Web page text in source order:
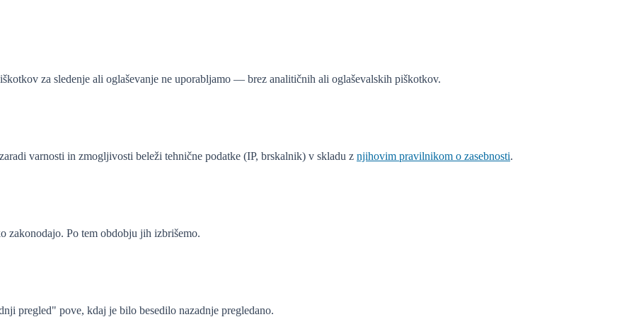
za sledenje ali oglaševanje ne uporabljamo — brez analitičnih ali oglaševalskih piškotkov.
varnosti in zmogljivosti beleži tehnične podatke (IP, brskalnik) v skladu z njihovim pravilnikom o zasebnosti.
zakonodajo. Po tem obdobju jih izbrišemo.
pregled" pove, kdaj je bilo besedilo nazadnje pregledano.